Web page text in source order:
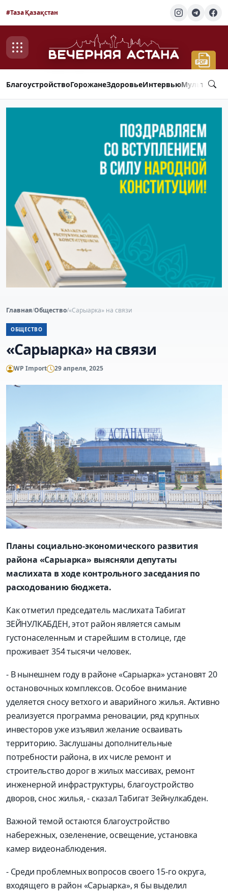
#Таза Қазақстан
БлагоустройствоГорожанеЗдоровьеИнтервью
Главная/Общество/«Сарыарка» на связи
ОБЩЕСТВО
«Сарыарка» на связи
WP Import 29 апреля, 2025
Планы социально-экономического развития
района «Сарыарка» выясняли депутаты
маслихата в ходе контрольного заседания по
расходованию бюджета.
Как отметил председатель маслихата Табигат
ЗЕЙНУЛКАБДЕН, этот район является самым
густонаселенным и старейшим в столице, где
проживает 354 тысячи человек.
- В нынешнем году в районе «Сарыарка» установят 20
остановочных комплексов. Особое внимание
уделяется сносу ветхого и аварийного жилья. Активно
реализуется программа реновации, ряд крупных
инвесторов уже изъявил желание осваивать
территорию. Заслушаны дополнительные
потребности района, в их числе ремонт и
строительство дорог в жилых массивах, ремонт
инженерной инфраструктуры, благоустройство
дворов, снос жилья, - сказал Табигат Зейнулкабден.
Важной темой остаются благоустройство
набережных, озеленение, освещение, установка
камер видеонаблюдения.
- Среди проблемных вопросов своего 15-го округа,
входящего в район «Сарыарка», я бы выделил